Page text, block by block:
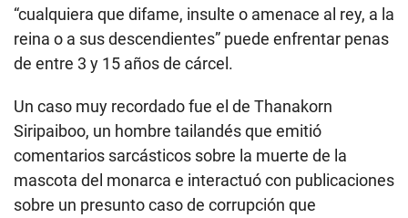
“cualquiera que difame, insulte o amenace al rey, a la
reina o a sus descendientes” puede enfrentar penas
de entre 3 y 15 años de cárcel.
Un caso muy recordado fue el de Thanakorn
Siripaiboo, un hombre tailandés que emitió
comentarios sarcásticos sobre la muerte de la
mascota del monarca e interactuó con publicaciones
sobre un presunto caso de corrupción que